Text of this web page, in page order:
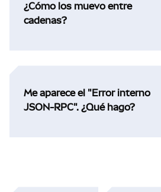
¿Cómo los muevo entre
cadenas?
Me aparece el "Error interno
JSON-RPC". ¿Qué hago?